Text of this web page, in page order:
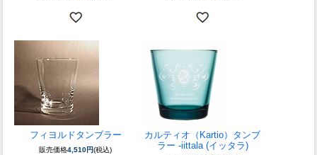
フィヨルドタンブラー
販売価格4,510円(税込)
カルティオ（Kartio）タンブ
ラー -iittala (イッタラ)